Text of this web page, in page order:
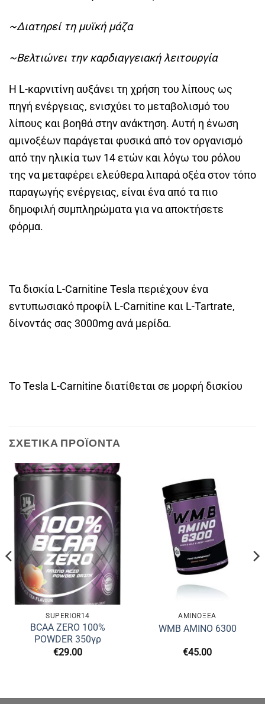
~Διατηρεί τη μυϊκή μάζα
~Βελτιώνει την καρδιαγγειακή λειτουργία
Η L-καρνιτίνη αυξάνει τη χρήση του λίπους ως
πηγή ενέργειας, ενισχύει το μεταβολισμό του
λίπους και βοηθά στην ανάκτηση. Αυτή η ένωση
αμινοξέων παράγεται φυσικά από τον οργανισμό
από την ηλικία των 14 ετών και λόγω του ρόλου
της να μεταφέρει ελεύθερα λιπαρά οξέα στον τόπο
παραγωγής ενέργειας, είναι ένα από τα πιο
δημοφιλή συμπληρώματα για να αποκτήσετε
φόρμα.
Τα δισκία L-Carnitine Tesla περιέχουν ένα
εντυπωσιακό προφίλ L-Carnitine και L-Tartrate,
δίνοντάς σας 3000mg ανά μερίδα.
Το Tesla L-Carnitine διατίθεται σε μορφή δισκίου
ΣΧΕΤΙΚΆ ΠΡΟΪΌΝΤΑ
SUPERIOR14
BCAA ZERO 100%
POWDER 350γρ
€29.00
ΑΜΙΝΟΞΈΑ
WMB AMINO 6300
€45.00